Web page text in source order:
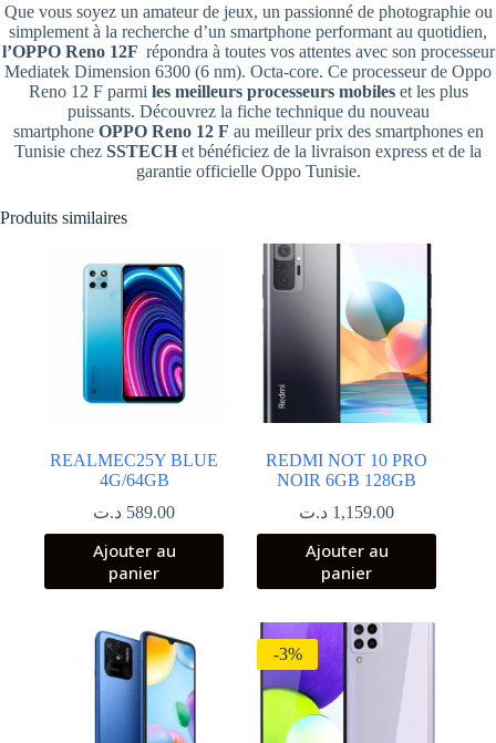
Que vous soyez un amateur de jeux, un passionné de photographie ou
simplement à la recherche d’un smartphone performant au quotidien,
l’OPPO Reno 12F répondra à toutes vos attentes avec son processeur
Mediatek Dimension 6300 (6 nm). Octa-core. Ce processeur de Oppo
Reno 12 F parmi les meilleurs processeurs mobileset les plus
puissants. Découvrez la fiche technique du nouveau
smartphone OPPO Reno 12 F au meilleur prix des smartphones en
Tunisie chez SSTECH et bénéficiez de la livraison express et de la
garantie officielle Oppo Tunisie.
Produits similaires
REALMEC25Y BLUE
4G/64GB
589.00 د.ت
Ajouter au
panier
REDMI NOT 10 PRO
NOIR 6GB 128GB
1,159.00 د.ت
Ajouter au
panier
-3%